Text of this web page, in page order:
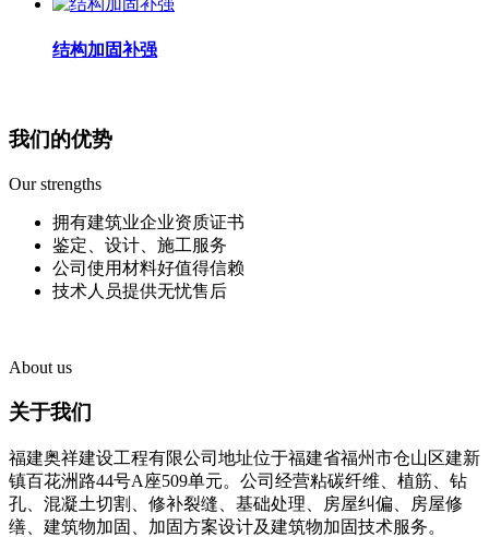
结构加固补强
我们的优势
Our strengths
拥有建筑业企业资质证书
鉴定、设计、施工服务
公司使用材料好值得信赖
技术人员提供无忧售后
About us
关于我们
福建奥祥建设工程有限公司地址位于福建省福州市仓山区建新
镇百花洲路44号A座509单元。公司经营粘碳纤维、植筋、钻
孔、混凝土切割、修补裂缝、基础处理、房屋纠偏、房屋修
缮、建筑物加固、加固方案设计及建筑物加固技术服务。